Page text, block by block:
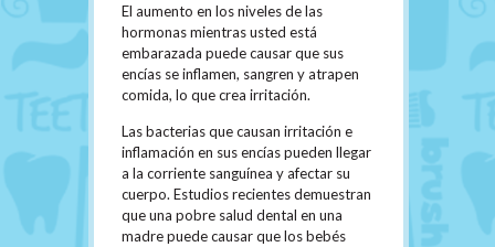
El aumento en los niveles de las
hormonas mientras usted está
embarazada puede causar que sus
encías se inflamen, sangren y atrapen
comida, lo que crea irritación.
Las bacterias que causan irritación e
inflamación en sus encías pueden llegar
a la corriente sanguínea y afectar su
cuerpo. Estudios recientes demuestran
que una pobre salud dental en una
madre puede causar que los bebés